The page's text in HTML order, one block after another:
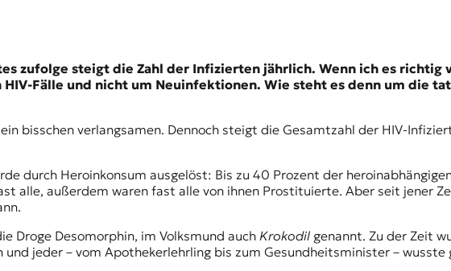
zufolge steigt die Zahl der Infizierten jährlich. Wenn ich es
Fälle und nicht um Neuinfektionen. Wie steht es denn um die
bisschen verlangsamen. Dennoch steigt die Gesamtzahl der HIV-
durch Heroinkonsum ausgelöst: Bis zu 40 Prozent der
alle, außerdem waren fast alle von ihnen Prostituierte. Aber seit jener
Droge Desomorphin, im Volksmund auch Krokodil genannt. Zu der Zeit
jeder – vom Apothekerlehrling bis zum Gesundheitsminister – wusste